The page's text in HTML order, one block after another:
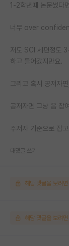
1-2학년때 논문썼다
너무 over confident
저도 SCI 세편정도
하고 들어갔지만요.
그리고 혹시 공저자
공저자면 그냥 음 참
주저자 기준으로 잡
대댓글 쓰기
해당 댓글을 보려
해당 댓글을 보려